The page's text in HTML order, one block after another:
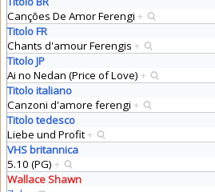
Canções De Amor Ferengi +
Titolo FR
Chants d'amour Ferengis +
Titolo JP
Ai no Nedan (Price of Love) +
Titolo italiano
Canzoni d'amore ferengi +
Titolo tedesco
Liebe und Profit+
VHS britannica
5.10 (PG) +
Wallace Shawn